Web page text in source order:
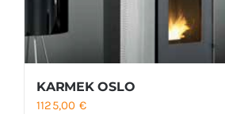
KARMEK OSLO
1125,00 €